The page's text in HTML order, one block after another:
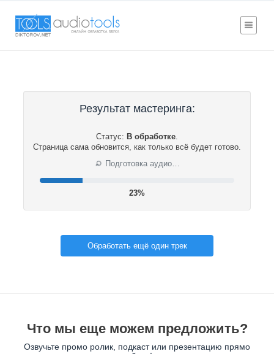
Результат мастеринга:
Статус: В обработке.
Страница сама обновится, как только всё будет готово.
⟳ Подготовка аудио…
23%
Обработать ещё один трек
Что мы еще можем предложить?
Озвучьте промо ролик, подкаст или презентацию прямо